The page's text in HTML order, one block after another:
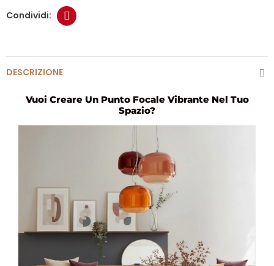
DESCRIZIONE
Vuoi Creare Un Punto Focale Vibrante Nel Tuo
Spazio?